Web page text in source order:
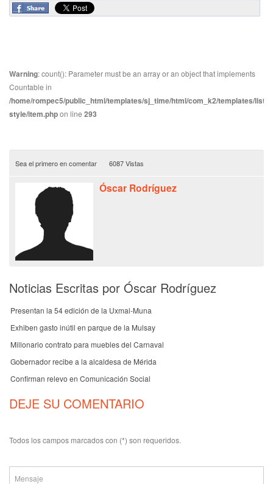
Warning: count(): Parameter must be an array or an object that implements
Countable in
/home/rompec5/public_html/templates/sj_time/html/com_k2/templates/
style/item.phpon line 293
Sea el primero en comentar 6087 Vistas
Óscar Rodríguez
Noticias Escritas por Óscar Rodríguez
Presentan la 54 edición de la Uxmal-Muna
Exhiben gasto inútil en parque de la Mulsay
Millonario contrato para muebles del Carnaval
Gobernador recibe a la alcaldesa de Mérida
Confirman relevo en Comunicación Social
DEJE SU COMENTARIO
Todos los campos marcados con (*) son requeridos.